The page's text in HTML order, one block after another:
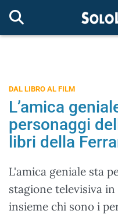
DAL LIBRO AL FILM
L’amica
personaggi
libri della
L'amica geniale sta
stagione televisiva in
insieme chi sono i